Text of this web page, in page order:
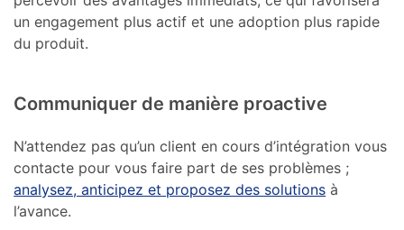
un engagement plus actif et une adoption plus rapide
du produit.
Communiquer de manière proactive
N’attendez pas qu’un client en cours d’intégration vous
contacte pour vous faire part de ses problèmes ;
analysez, anticipez et proposez des solutions à
l’avance.